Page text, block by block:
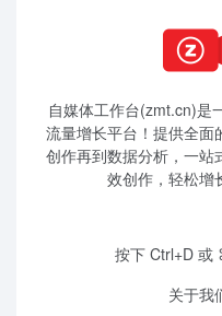
自媒体工作台(zmt.cn)是
流量增长平台！提供全面
创作再到数据分析，一站
效创作，轻松增
按下 Ctrl+D 或
关于我